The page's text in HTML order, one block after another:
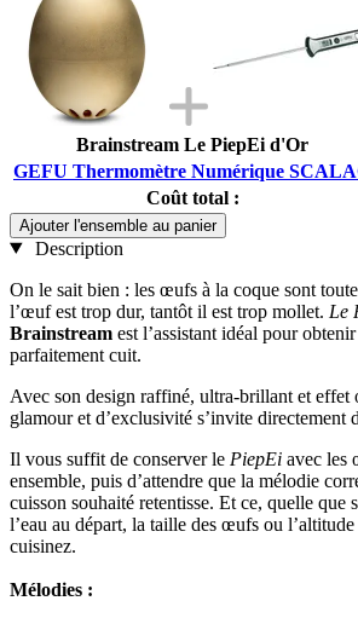
Brainstream Le PiepEi d'Or
GEFU Thermomètre Numérique
Coût total :
Ajouter l'ensemble au panier
Description
On le sait bien : les œufs à la coque sont
l’œuf est trop dur, tantôt il est trop mollet. Le
Brainstream est l’assistant idéal pour
parfaitement cuit.
Avec son design raffiné, ultra-brillant et effet
glamour et d’exclusivité s’invite directement
Il vous suffit de conserver le PiepEi avec les
ensemble, puis d’attendre que la mélodie
cuisson souhaité retentisse. Et ce, quelle que
l’eau au départ, la taille des œufs ou
cuisinez.
Mélodies :